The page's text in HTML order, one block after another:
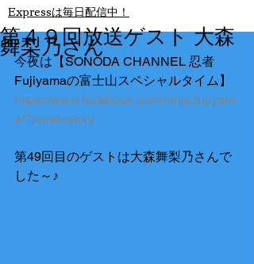
​Expressは毎日配信中！
第４９回放送ゲスト 大森
舞梨乃さん
今夜は【SONODA CHANNEL 忍者
Fujiyamaの富士山スペシャルタイム】
https://www.facebook.com/ninja.fujiyam
a/?pnref=story
第49回目のゲストは大森舞梨乃さんで
した～♪